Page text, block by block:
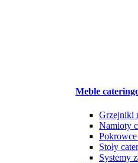
Meble
Grzejniki
Namioty
Pokrowce
Stoły
Systemy